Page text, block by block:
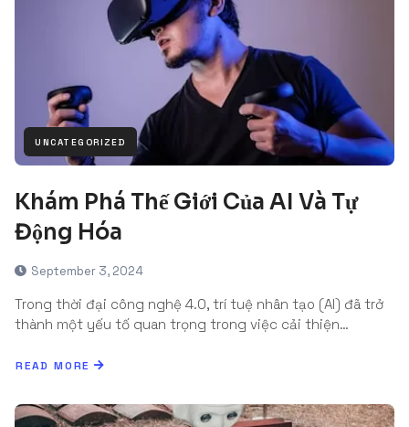
UNCATEGORIZED
Khám Phá Thế Giới Của AI Và Tự
Động Hóa
September 3, 2024
Trong thời đại công nghệ 4.0, trí tuệ nhân tạo (AI) đã trở
thành một yếu tố quan trọng trong việc cải thiện…
READ MORE